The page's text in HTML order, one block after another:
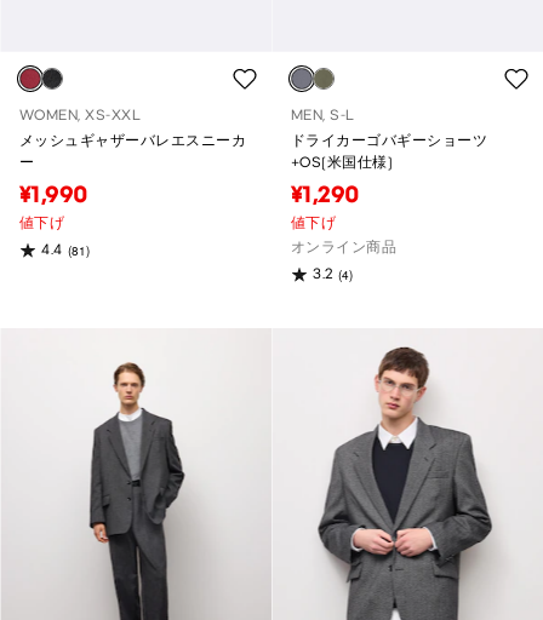
WOMEN, XS-XXL
メッシュギャザーバレエスニーカ
ー
¥1,990
値下げ
4.4 (81)
MEN, S-L
ドライカーゴバギーショーツ
+OS(米国仕様)
¥1,290
値下げ
オンライン商品
3.2 (4)